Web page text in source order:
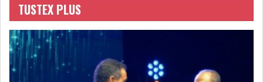
CHIMIE
AUTOMOBILE
FINANCIER IMMOBILIER
TUSTEX PLUS